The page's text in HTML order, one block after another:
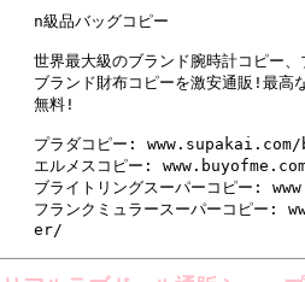
n級品バッグコピー
世界最大級のブランド腕時計コピー
ブランド財布コピーを激安通販!最高
無料!
プラダコピー:
エルメスコピー:
ブライトリングスーパーコピー
フランクミュラースーパーコピ
er/